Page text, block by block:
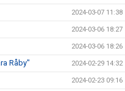
2024-03-07 11:38
2024-03-06 18:27
2024-03-06 18:26
Råby" 2024-02-29 14:32
2024-02-23 09:16